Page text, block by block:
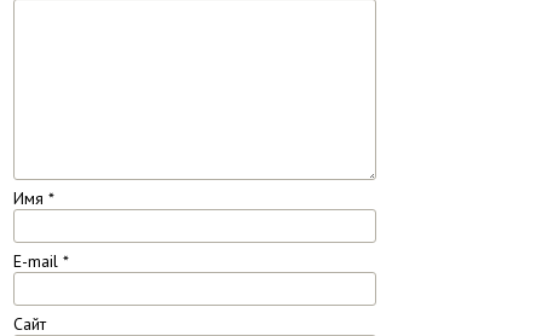
Имя *
E-mail *
Сайт